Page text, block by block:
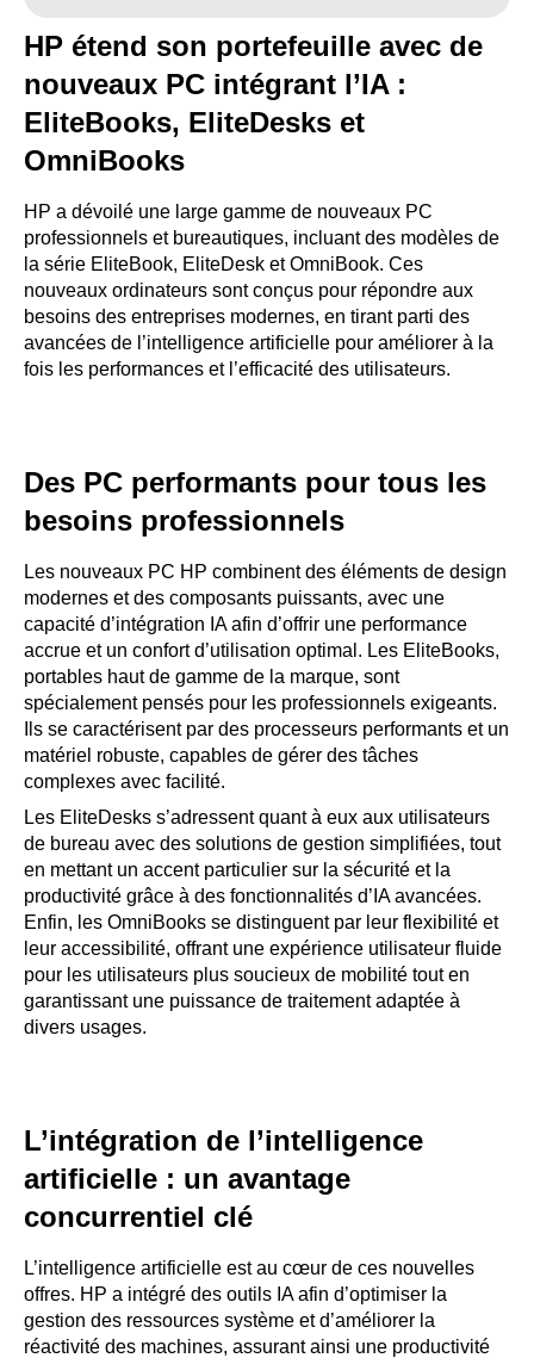
HP étend son portefeuille avec de
nouveaux PC intégrant l’IA :
EliteBooks, EliteDesks et
OmniBooks
HP a dévoilé une large gamme de nouveaux PC
professionnels et bureautiques, incluant des modèles de
la série EliteBook, EliteDesk et OmniBook. Ces
nouveaux ordinateurs sont conçus pour répondre aux
besoins des entreprises modernes, en tirant parti des
avancées de l’intelligence artificielle pour améliorer à la
fois les performances et l’efficacité des utilisateurs.
Des PC performants pour tous les
besoins professionnels
Les nouveaux PC HP combinent des éléments de design
modernes et des composants puissants, avec une
capacité d’intégration IA afin d’offrir une performance
accrue et un confort d’utilisation optimal. Les EliteBooks,
portables haut de gamme de la marque, sont
spécialement pensés pour les professionnels exigeants.
Ils se caractérisent par des processeurs performants et un
matériel robuste, capables de gérer des tâches
complexes avec facilité.
Les EliteDesks s’adressent quant à eux aux utilisateurs
de bureau avec des solutions de gestion simplifiées, tout
en mettant un accent particulier sur la sécurité et la
productivité grâce à des fonctionnalités d’IA avancées.
Enfin, les OmniBooks se distinguent par leur flexibilité et
leur accessibilité, offrant une expérience utilisateur fluide
pour les utilisateurs plus soucieux de mobilité tout en
garantissant une puissance de traitement adaptée à
divers usages.
L’intégration de l’intelligence
artificielle : un avantage
concurrentiel clé
L’intelligence artificielle est au cœur de ces nouvelles
offres. HP a intégré des outils IA afin d’optimiser la
gestion des ressources système et d’améliorer la
réactivité des machines, assurant ainsi une productivité